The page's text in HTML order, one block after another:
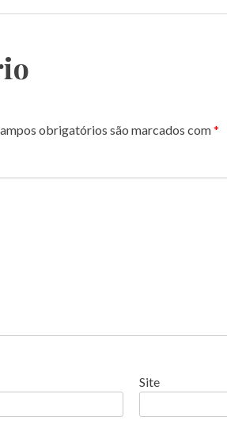
obrigatórios são marcados com*
Site